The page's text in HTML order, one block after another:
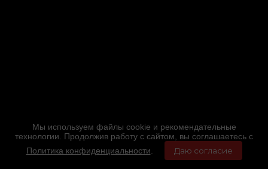
Мы используем файлы cookie и рекомендательные
технологии. Продолжив работу с сайтом, вы соглашаетесь с
Политика конфиденциальности
Даю согласие